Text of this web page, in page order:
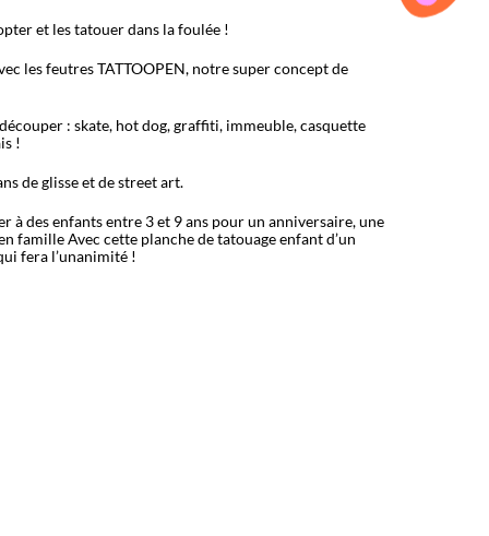
et les tatouer dans la foulée !
les feutres TATTOOPEN, notre super concept de
: skate, hot dog, graffiti, immeuble, casquette
!
de glisse et de street art.
à des enfants entre 3 et 9 ans pour un anniversaire, une
famille Avec cette planche de tatouage enfant d’un
fera l’unanimité !